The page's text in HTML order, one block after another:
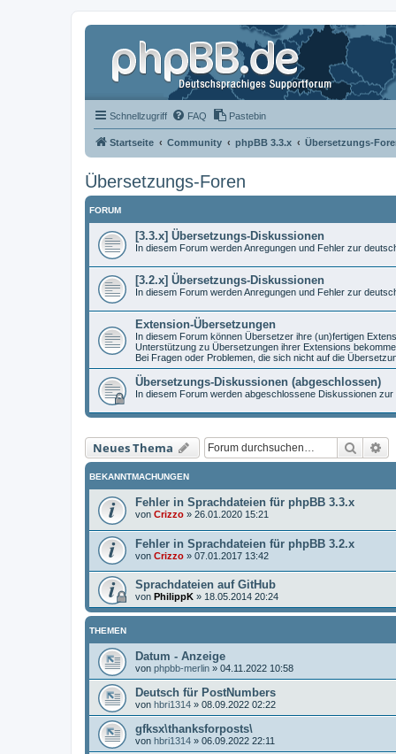
Schnellzugriff FAQ Pastebin
Startseite Community phpBB 3.3.x Übersetzungs-
Übersetzungs-Foren
FORUM
[3.3.x] Übersetzungs-Diskussionen
In diesem Forum werden Anregungen und Fehler zur
[3.2.x] Übersetzungs-Diskussionen
In diesem Forum werden Anregungen und Fehler zur
Extension-Übersetzungen
In diesem Forum können Übersetzer ihre (un)fertigen
Unterstützung zu Übersetzungen ihrer Extensions
Bei Fragen oder Problemen, die sich nicht auf die
Übersetzungs-Diskussionen (abgeschlossen)
In diesem Forum werden abgeschlossene Diskussionen
Neues Thema Suche
BEKANNTMACHUNGEN
Fehler in Sprachdateien für phpBB 3.3.x
von Crizzo » 26.01.2020 15:21
Fehler in Sprachdateien für phpBB 3.2.x
von Crizzo » 07.01.2017 13:42
Sprachdateien auf GitHub
von PhilippK » 18.05.2014 20:24
THEMEN
Datum - Anzeige
von phpbb-merlin » 04.11.2022 10:58
Deutsch für PostNumbers
von hbri1314 » 08.09.2022 02:22
gfksx\thanksforposts\
von hbri1314 » 06.09.2022 22:11